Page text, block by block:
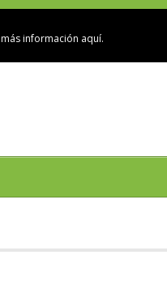
más información aquí.